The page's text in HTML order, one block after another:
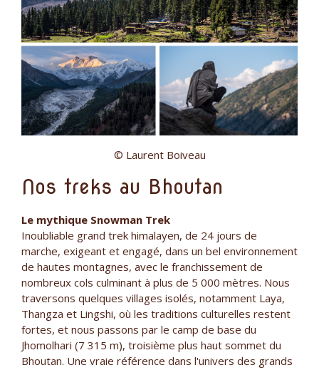
© Laurent Boiveau
Nos treks au Bhoutan
Le mythique Snowman Trek
Inoubliable grand trek himalayen, de 24 jours de
marche, exigeant et engagé, dans un bel environnement
de hautes montagnes, avec le franchissement de
nombreux cols culminant à plus de 5 000 mètres. Nous
traversons quelques villages isolés, notamment Laya,
Thangza et Lingshi, où les traditions culturelles restent
fortes, et nous passons par le camp de base du
Jhomolhari (7 315 m), troisième plus haut sommet du
Bhoutan. Une vraie référence dans l'univers des grands